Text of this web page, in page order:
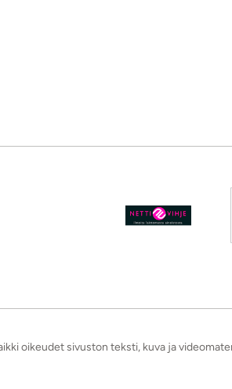
oikeudet sivuston teksti, kuva ja